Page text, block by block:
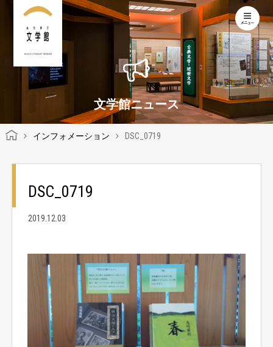
KOCHI LITERARY MUSEUM
文学館ニュース
インフォメーション DSC_0719
DSC_0719
2019.12.03